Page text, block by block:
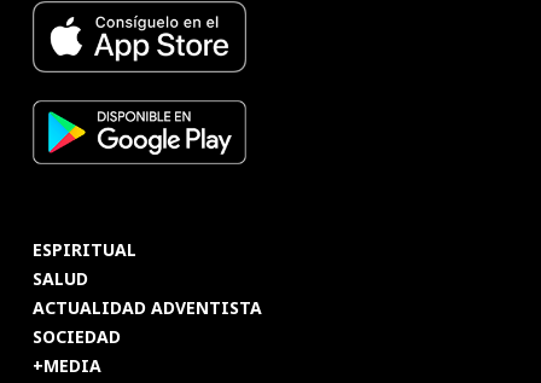
ESPIRITUAL
SALUD
ACTUALIDAD ADVENTISTA
SOCIEDAD
+MEDIA